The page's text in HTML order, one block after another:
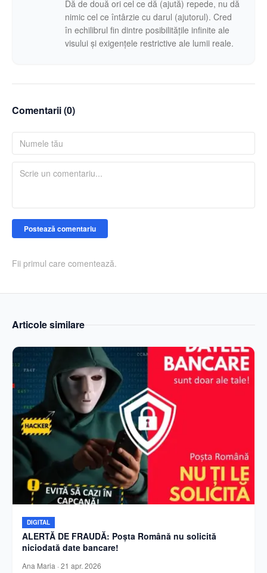
Dă de două ori cel ce dă (ajută) repede, nu dă
nimic cel ce întârzie cu darul (ajutorul). Cred
în echilibrul fin dintre posibilitățile infinite ale
visului și exigențele restrictive ale lumii reale.
Comentarii (0)
Postează comentariu
Fii primul care comentează.
Articole similare
DIGITAL
ALERTĂ DE FRAUDĂ: Poșta Română nu solicită
niciodată date bancare!
Ana Maria · 21 apr. 2026